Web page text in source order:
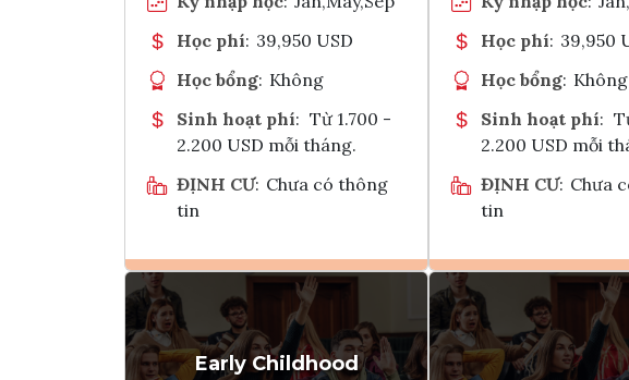
Học phí: 39,950 USD
Học bổng: Không
Sinh hoạt phí: Từ 1.700 -
2.200 USD mỗi tháng.
ĐỊNH CƯ: Chưa có thông
tin
Ghi danh
Tham vấn Interlink
Học phí: 39,950
Học bổng: Không
Sinh hoạt phí:
2.200 USD mỗi
ĐỊNH CƯ: Chưa
tin
Ghi danh
Tham
Early Childhood